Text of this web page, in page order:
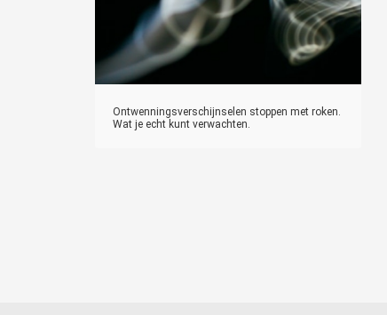
Ontwenningsverschijnselen stoppen met roken.
Wat je echt kunt verwachten.